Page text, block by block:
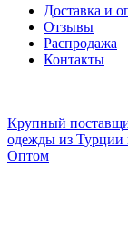
Доставка и
Отзывы
Распродажа
Контакты
Крупный
одежды из Турции
Оптом